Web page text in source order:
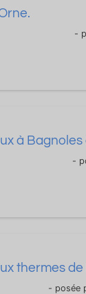
-
à Bagnoles
-
thermes de
- posée